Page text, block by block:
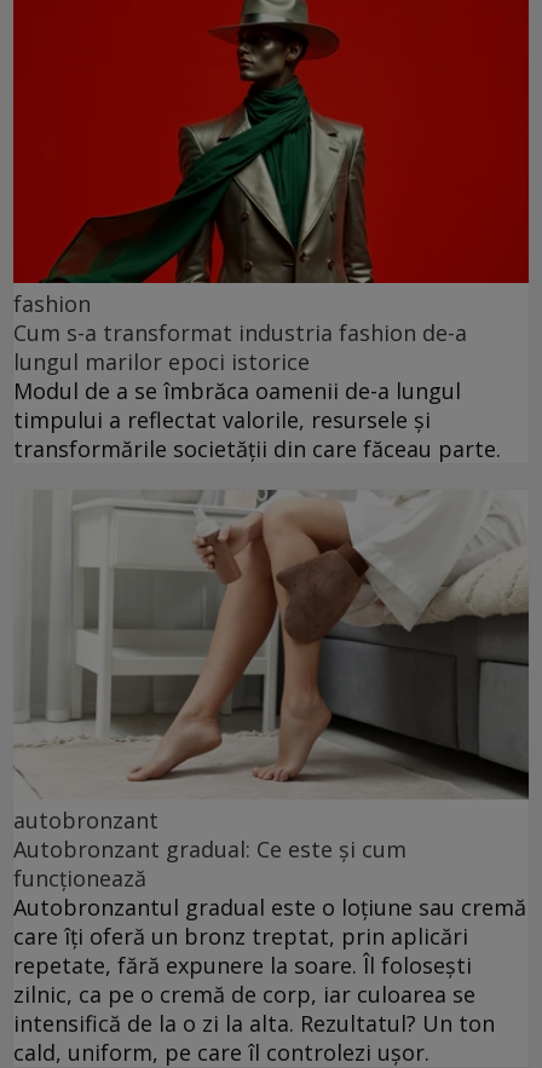
fashion
Cum s-a transformat industria fashion de-a
lungul marilor epoci istorice
Modul de a se îmbrăca oamenii de-a lungul
timpului a reflectat valorile, resursele și
transformările societății din care făceau parte.
autobronzant
Autobronzant gradual: Ce este și cum
funcționează
Autobronzantul gradual este o loțiune sau cremă
care îți oferă un bronz treptat, prin aplicări
repetate, fără expunere la soare. Îl folosești
zilnic, ca pe o cremă de corp, iar culoarea se
intensifică de la o zi la alta. Rezultatul? Un ton
cald, uniform, pe care îl controlezi ușor.